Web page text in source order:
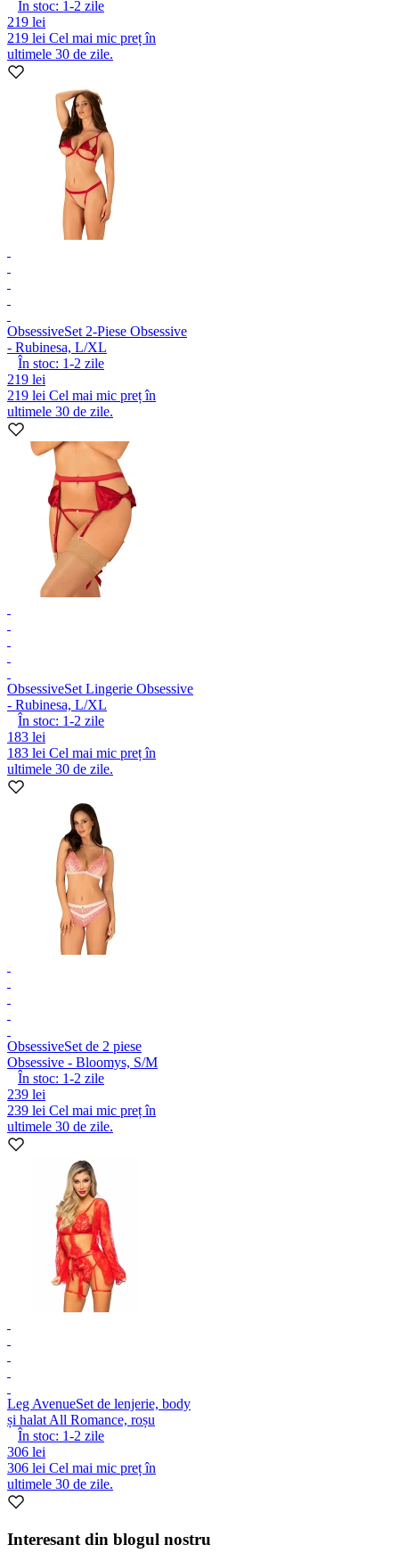
În stoc: 1-2 zile
219 lei
219 lei Cel mai mic preț în
ultimele 30 de zile.
ObsessiveSet 2-Piese Obsessive
- Rubinesa, L/XL
În stoc: 1-2 zile
219 lei
219 lei Cel mai mic preț în
ultimele 30 de zile.
ObsessiveSet Lingerie Obsessive
- Rubinesa, L/XL
În stoc: 1-2 zile
183 lei
183 lei Cel mai mic preț în
ultimele 30 de zile.
ObsessiveSet de 2 piese
Obsessive - Bloomys, S/M
În stoc: 1-2 zile
239 lei
239 lei Cel mai mic preț în
ultimele 30 de zile.
Leg AvenueSet de lenjerie, body
și halat All Romance, roșu
În stoc: 1-2 zile
306 lei
306 lei Cel mai mic preț în
ultimele 30 de zile.
Interesant din blogul nostru